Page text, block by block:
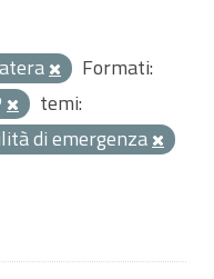
Formati:
temi:
di emergenza